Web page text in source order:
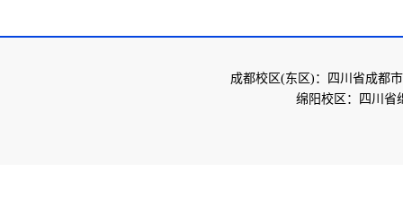
成都校区(东区)：四川省成都
绵阳校区：四川省